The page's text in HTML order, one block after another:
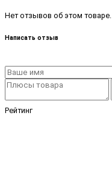
Нет отзывов об этом товаре.
Написать отзыв
Рейтинг